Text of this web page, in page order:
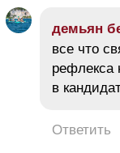
демьян
все что
рефлекса
в
Ответить